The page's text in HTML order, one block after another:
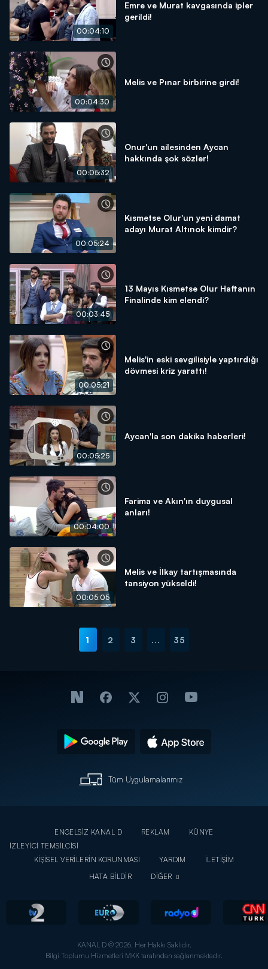
00:04:10
Emre ve Murat kavgasında ipler
gerildi!
00:04:30
Melis ve Pınar birbirine girdi!
00:05:32
Onur'un ailesinden Aycan
hakkında şok sözler!
00:05:24
Kısmetse Olur'un yeni damat
adayı Murat Altınok kimdir?
00:03:45
13 Mayıs Kısmetse Olur Haftanın
Finalinde kim elendi?
00:05:21
Melis'in eski sevgilisiyle yaptırdığı
dövmesi kriz yarattı!
00:05:25
Aycan'la son dakika haberleri!
00:04:00
Farima ve Akın'ın duygusal
anları!
00:05:05
Melis ve İlkay tartışmasında
tansiyon yükseldi!
1 2 3 ... 35
Tüm Uygulamalarımız
ENGELSİZ KANAL D REKLAM
KÜNYE
İZLEYİCİ TEMSİLCİSİ
KİŞİSEL VERİLERİN KORUNMASI
YARDIM
İLETİŞİM
HATA BİLDİR
DİĞER
KANAL D © 2026. Her Hakkı Saklıdır.
Bilgi Toplumu Hizmetleri MKK tarafından sağlanmaktadır.